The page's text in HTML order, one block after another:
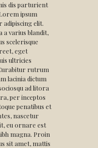
dis parturient
ipsum
adipiscing elit.
a varius blandit,
scelerisque
eget
ultricies
rutrum
lacinia dictum
ad litora
per inceptos
penatibus et
nascetur
eu ornare est
magna. Proin
sit amet, mattis